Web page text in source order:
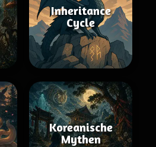
Inheritance
Cycle
Koreanische
Mythen